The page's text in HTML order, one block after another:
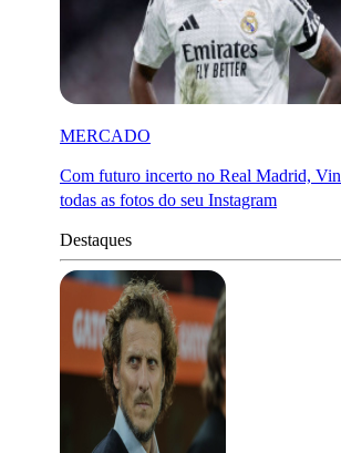
MERCADO
Com futuro incerto no Real Madrid,
todas as fotos do seu Instagram
Destaques